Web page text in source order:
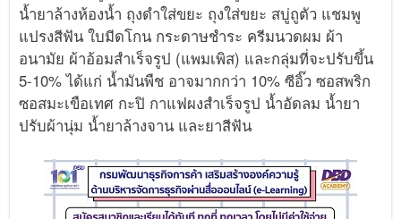
น้ำยาล้างห้องน้ำ ถุงดำใส่ขยะ ถุงใส่ขยะ สบู่ถูตัว แชมพู
แปรงสีฟัน ใบมีดโกน กระดาษชำระ ครีมนวดผม ผ้า
อนามัย ผ้าอ้อมสำเร็จรูป (แพมเพิส) และกลุ่มที่จะปรับขึ้น
5-10% ได้แก่ น้ำมันพืช อาจมากกว่า 10% ซีอิ๊ว ซอสพริก
ซอสมะเขือเทศ กะปิ กาแฟผงสำเร็จรูป น้ำอัดลม น้ำยา
ปรับผ้านุ่ม น้ำยาล้างจาน และยาสีฟัน